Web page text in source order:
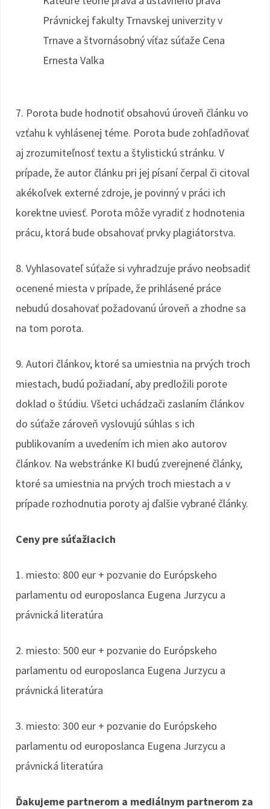
Právnickej fakulty Trnavskej univerzity v
Trnave a štvornásobný víťaz súťaže Cena
Ernesta Valka
7. Porota bude hodnotiť obsahovú úroveň článku vo
vzťahu k vyhlásenej téme. Porota bude zohľadňovať
aj zrozumiteľnosť textu a štylistickú stránku. V
prípade, že autor článku pri jej písaní čerpal či citoval
akékoľvek externé zdroje, je povinný v práci ich
korektne uviesť. Porota môže vyradiť z hodnotenia
prácu, ktorá bude obsahovať prvky plagiátorstva.
8. Vyhlasovateľ súťaže si vyhradzuje právo neobsadiť
ocenené miesta v prípade, že prihlásené práce
nebudú dosahovať požadovanú úroveň a zhodne sa
na tom porota.
9. Autori článkov, ktoré sa umiestnia na prvých troch
miestach, budú požiadaní, aby predložili porote
doklad o štúdiu. Všetci uchádzači zaslaním článkov
do súťaže zároveň vyslovujú súhlas s ich
publikovaním a uvedením ich mien ako autorov
článkov. Na webstránke KI budú zverejnené články,
ktoré sa umiestnia na prvých troch miestach a v
prípade rozhodnutia poroty aj ďalšie vybrané články.
Ceny pre súťažiacich
1. miesto: 800 eur + pozvanie do Európskeho
parlamentu od europoslanca Eugena Jurzycu a
právnická literatúra
2. miesto: 500 eur + pozvanie do Európskeho
parlamentu od europoslanca Eugena Jurzycu a
právnická literatúra
3. miesto: 300 eur + pozvanie do Európskeho
parlamentu od europoslanca Eugena Jurzycu a
právnická literatúra
Ďakujeme partnerom a mediálnym partnerom za